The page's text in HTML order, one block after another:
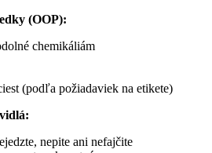
(OOP):
chemikáliám
(podľa požiadaviek na etikete)
nepite ani nefajčite